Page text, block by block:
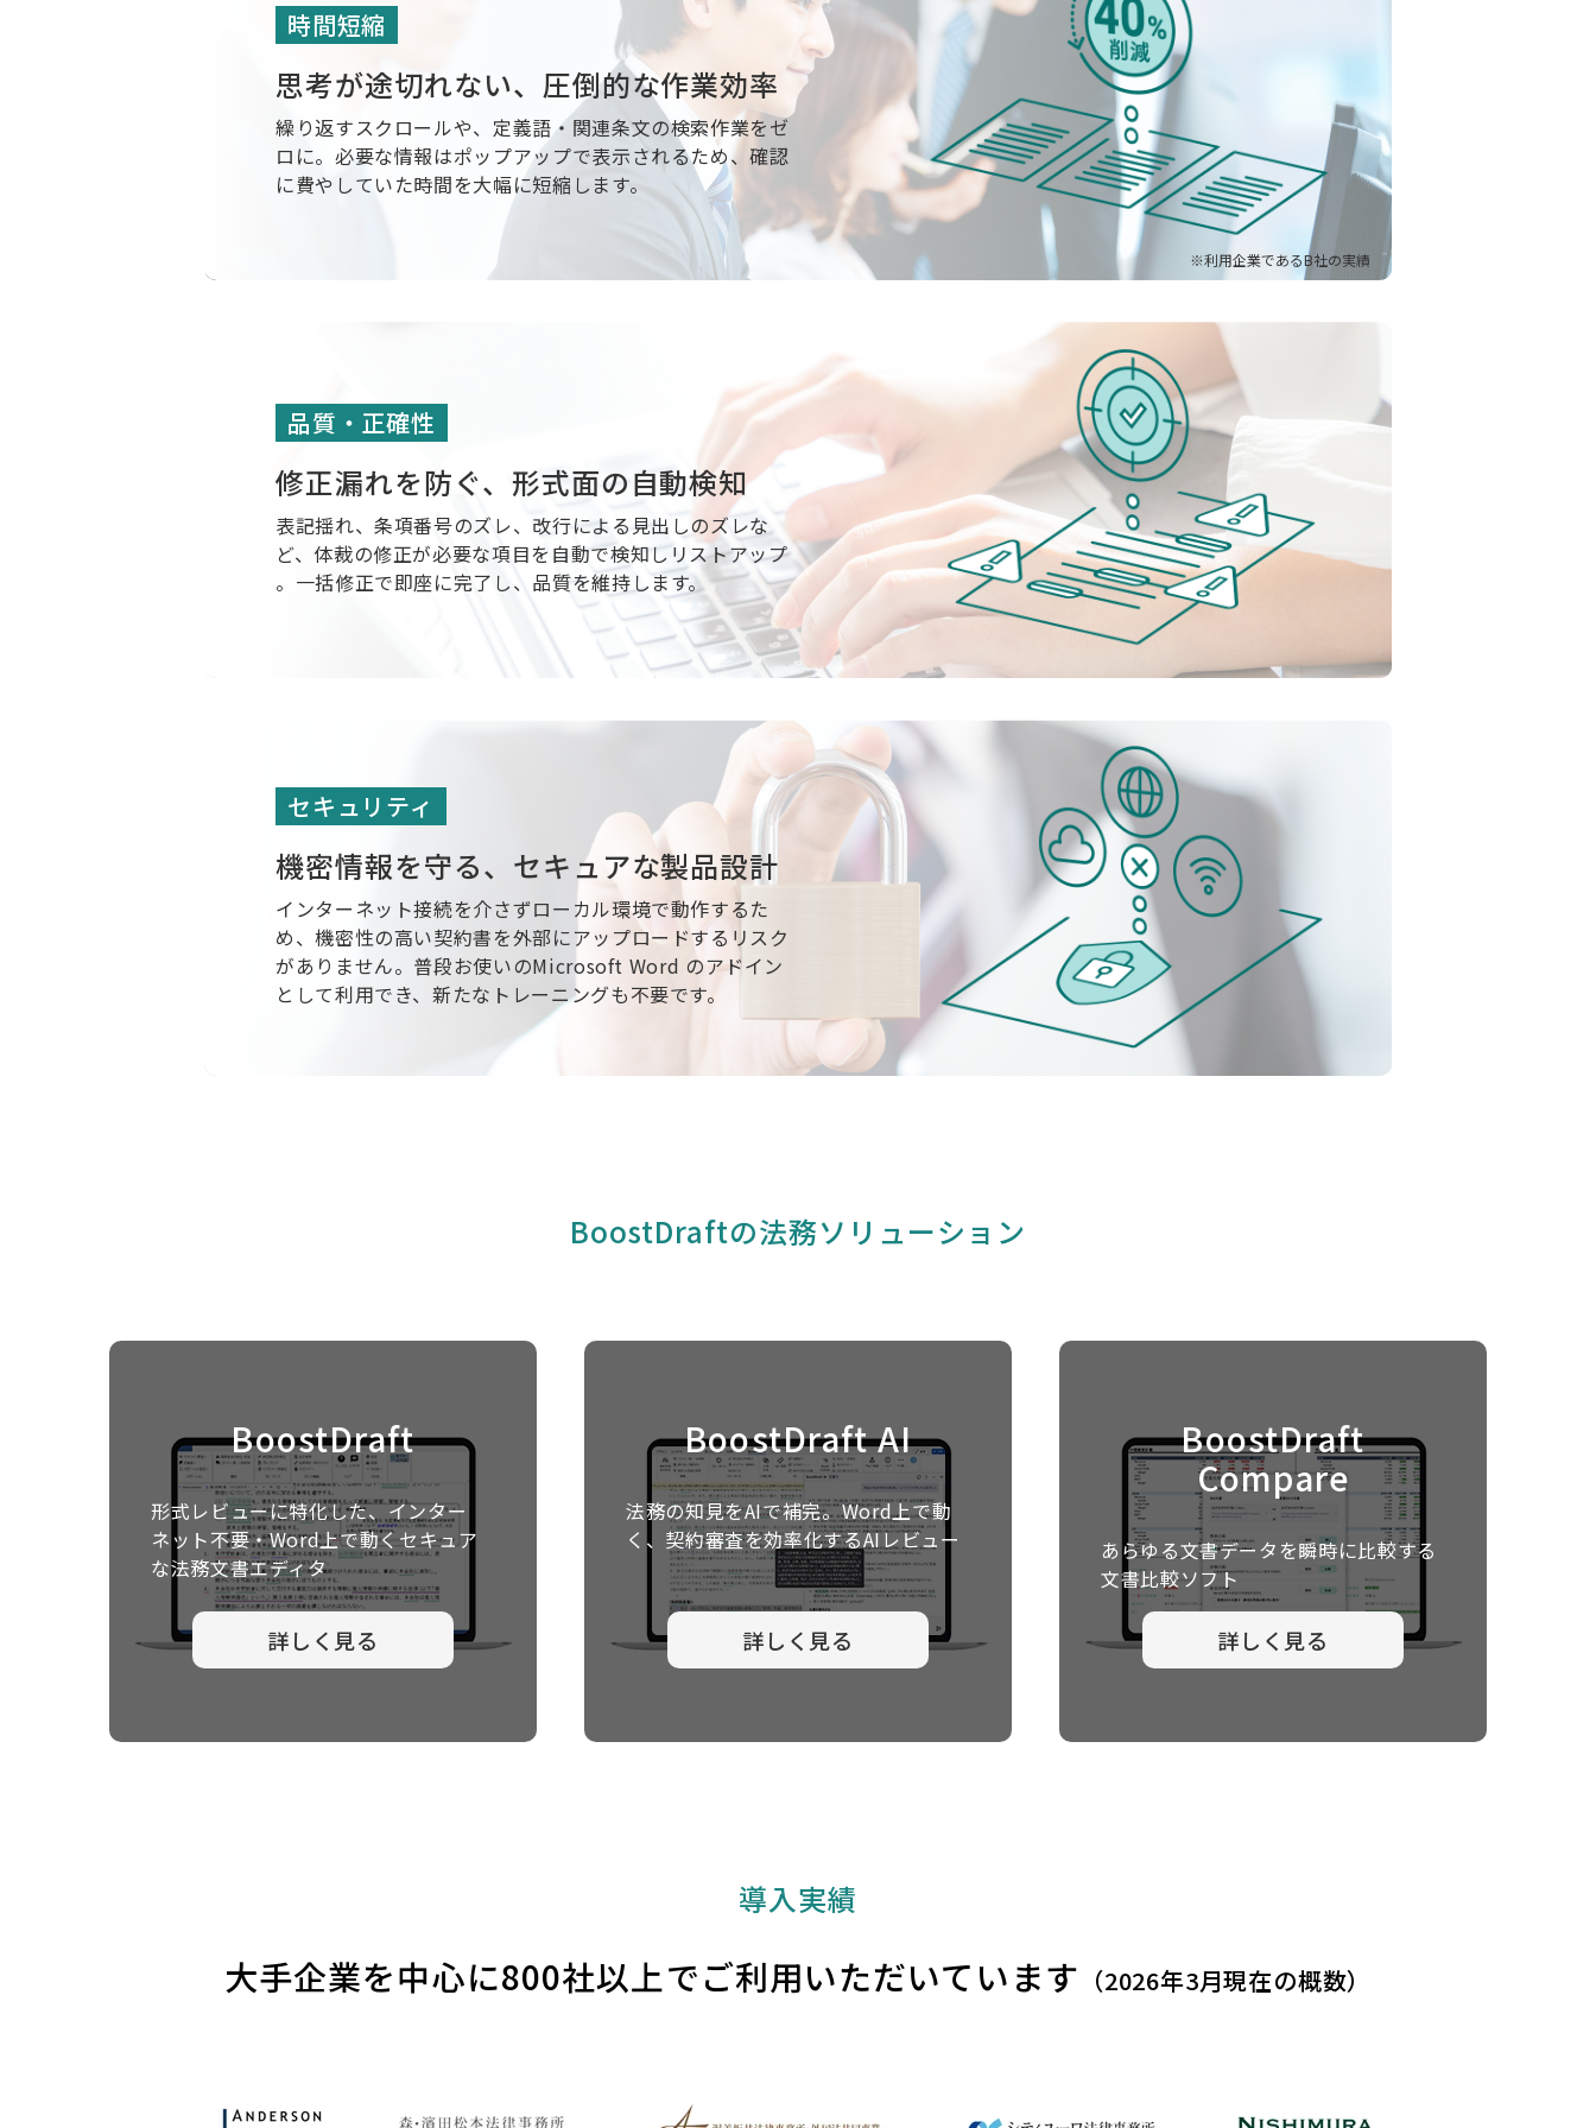
※利用企業であるB社の実績
時間短縮
思考が途切れない、圧倒的な作業効率
繰り返すスクロールや、定義語・関連条文の検索作業をゼ
ロに。必要な情報はポップアップで表示されるため、確認
に費やしていた時間を大幅に短縮します。
品質・正確性
修正漏れを防ぐ、形式面の自動検知
表記揺れ、条項番号のズレ、改行による見出しのズレな
ど、体裁の修正が必要な項目を自動で検知しリストアップ
。一括修正で即座に完了し、品質を維持します。
セキュリティ
機密情報を守る、セキュアな製品設計
インターネット接続を介さずローカル環境で動作するた
め、機密性の高い契約書を外部にアップロードするリスク
がありません。普段お使いのMicrosoft Word のアドイン
として利用でき、新たなトレーニングも不要です。
BoostDraftの法務ソリューション
BoostDraft
形式レビューに特化した、インター
ネット不要・Word上で動くセキュア
な法務文書エディタ
詳しく見る
BoostDraft AI
法務の知見をAIで補完。Word上で動
く、契約審査を効率化するAIレビュー
詳しく見る
BoostDraft
Compare
あらゆる文書データを瞬時に比較する
文書比較ソフト
詳しく見る
導入実績
大手企業を中心に800社以上でご利用いただいています （2026年3月現在の概数）